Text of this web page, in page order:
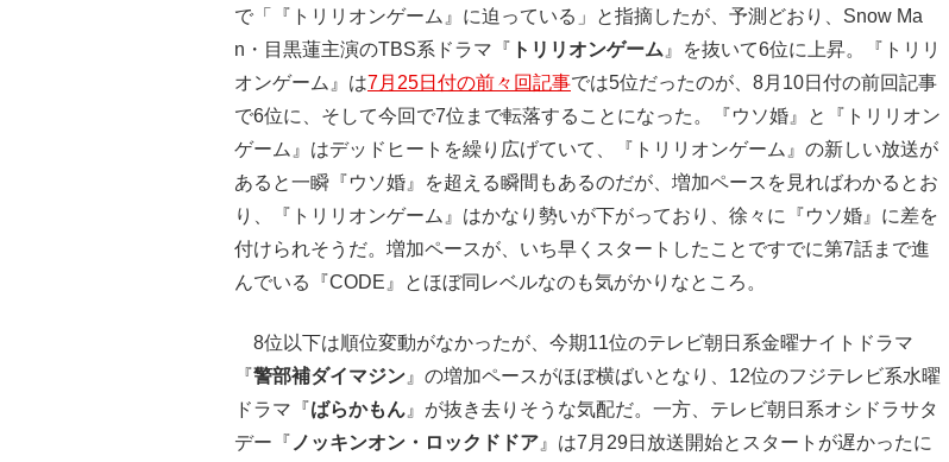
で「『トリリオンゲーム』に迫っている」と指摘したが、予測どおり、Snow Ma
n・目黒蓮主演のTBS系ドラマ『 トリリオンゲーム 』を抜いて6位に上昇。『トリリ
オンゲーム』は7月25日付の前々回記事では5位だったのが、8月10日付の前回記事
で6位に、そして今回で7位まで転落することになった。『ウソ婚』と『トリリオン
ゲーム』はデッドヒートを繰り広げていて、『トリリオンゲーム』の新しい放送が
あると一瞬『ウソ婚』を超える瞬間もあるのだが、増加ペースを見ればわかるとお
り、『トリリオンゲーム』はかなり勢いが下がっており、徐々に『ウソ婚』に差を
付けられそうだ。増加ペースが、いち早くスタートしたことですでに第7話まで進
んでいる『CODE』とほぼ同レベルなのも気がかりなところ。
8位以下は順位変動がなかったが、今期11位のテレビ朝日系金曜ナイトドラマ
『警部補ダイマジン 』の増加ペースがほぼ横ばいとなり、12位のフジテレビ系水曜
ドラマ『ばらかもん 』が抜き去りそうな気配だ。一方、テレビ朝日系オシドラサタ
デー『 ノッキンオン・ロックドドア 』は7月29日放送開始とスタートが遅かったに